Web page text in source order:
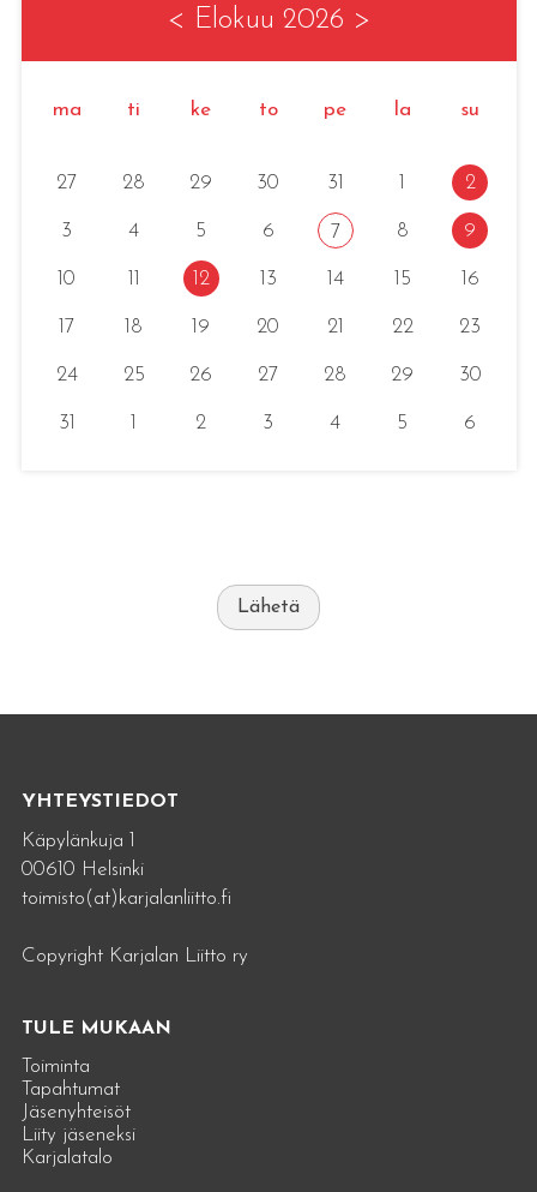
< Elokuu 2026 >
ma ti ke to pe la su
27 28 29 30 31 2
3 4 5 6 7 8 9
10 12 13 14 15 16
17 18 19 20 21 22 23
24 25 26 27 28 29 30
31 2 3 4 5 6
Lähetä
YHTEYSTIEDOT
Käpylänkuja 1
00610 Helsinki
toimisto(at)karjalanliitto.fi
Copyright Karjalan Liitto ry
TULE MUKAAN
Toiminta
Tapahtumat
Jäsenyhteisöt
Liity jäseneksi
Karjalatalo